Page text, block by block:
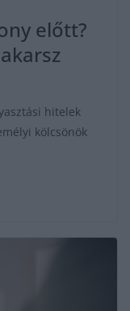
előtt?
hitelek
kölcsönök